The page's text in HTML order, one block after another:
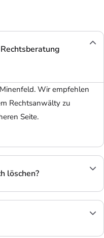
Wir empfehlen
Rechtsanwälty zu
Seite.
löschen?